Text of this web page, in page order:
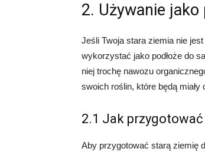
2. Używanie jako
Jeśli Twoja stara ziemia nie
wykorzystać jako podłoże do
niej trochę nawozu
swoich roślin, które będą
2.1 Jak
Aby przygotować starą ziemię